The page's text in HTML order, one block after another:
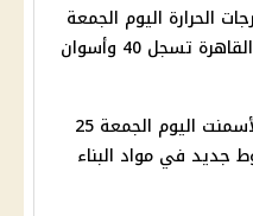
الحرارة اليوم الجمعة
25 يوليو 2025.. القاهرة تسجل 40 وأسوان
أسعار الحديد والأسمنت اليوم الجمعة 25
هبوط جديد في مواد البناء